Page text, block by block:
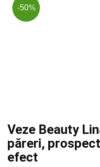
-50%
Veze Beauty
păreri,
efect